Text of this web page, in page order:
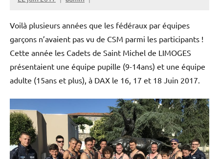
Bien-
–
Parkour
–
Street
Voilà plusieurs années que les fédéraux par équipes
garçons n’avaient pas vu de CSM parmi les participants !
Cette année les Cadets de Saint Michel de LIMOGES
présentaient une équipe pupille (9-14ans) et une équipe
adulte (15ans et plus), à DAX le 16, 17 et 18 Juin 2017.